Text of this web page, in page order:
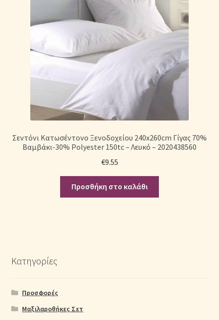
Σεντόνι Κατωσέντονο Ξενοδοχείου 240x260cm Γίγας 70%
Βαμβάκι-30% Polyester 150tc – Λευκό – 2020438560
€9.55
Προσθήκη στο καλάθι
Κατηγορίες
Προσφορές
Μαξιλαροθήκες Σετ